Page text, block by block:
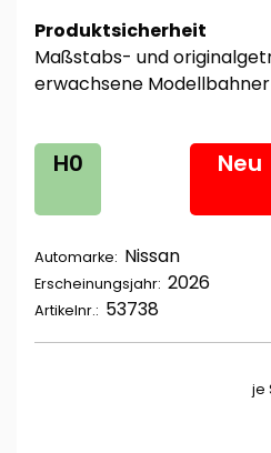
Produktsicherheit
Maßstabs- und
erwachsene
H0 Neu
Automarke: Nissan
Erscheinungsjahr: 2026
Artikelnr.: 53738
je